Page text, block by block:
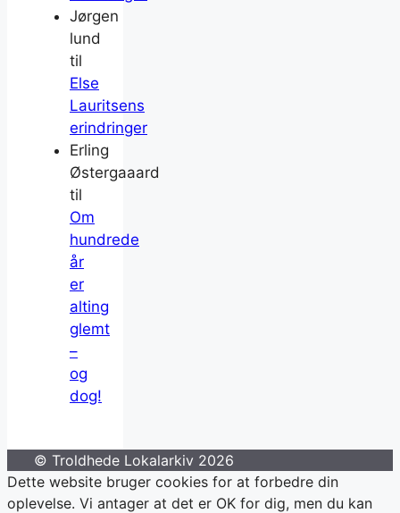
Jørgen
lund
til
Else
Lauritsens
erindringer
Erling
Østergaaard
til
Om
hundrede
år
er
alting
glemt
–
og
dog!
© Troldhede Lokalarkiv 2026
Dette website bruger cookies for at forbedre din
oplevelse. Vi antager at det er OK for dig, men du kan